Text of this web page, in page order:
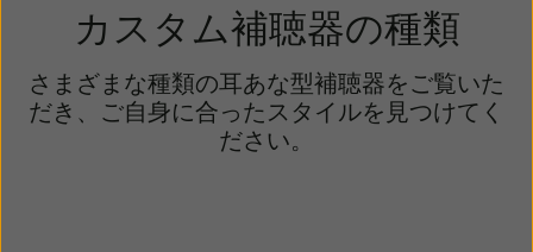
カスタム補聴器の種類
さまざまな種類の耳あな型補聴器をご覧いた
だき、ご自身に合ったスタイルを見つけてく
ださい。